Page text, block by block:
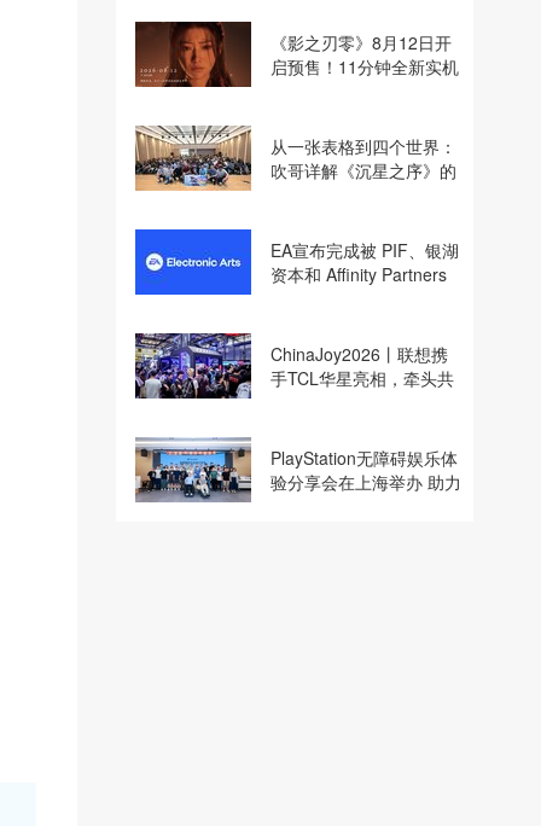
《影之刃零》8月12日开
启预售！11分钟全新实机
从一张表格到四个世界：
吹哥详解《沉星之序》的
EA宣布完成被 PIF、银湖
资本和 Affinity Partners
ChinaJoy2026丨联想携
手TCL华星亮相，牵头共
PlayStation无障碍娱乐体
验分享会在上海举办 助力